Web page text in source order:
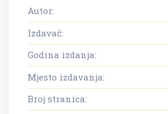
Autor:
Izdavač:
Godina izdanja:
Mjesto izdavanja:
Broj stranica: